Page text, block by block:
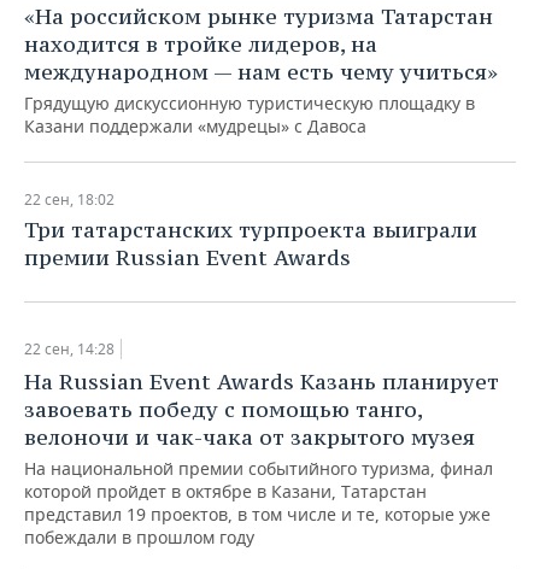
ФИГУРНОЕ КАТАНИЕ
ВОДНЫЕ ВИДЫ СПОРТА
МЕДИЦИНА
ОБРАЗОВАНИЕ
«На российском рынке туризма Татарстан
находится в тройке лидеров, на
международном — нам есть чему учиться»
Грядущую дискуссионную туристическую площадку в
Казани поддержали «мудрецы» с Давоса
22 сен, 18:02
Три татарстанских турпроекта выиграли
премии Russian Event Awards
22 сен, 14:28
На Russian Event Awards Казань планирует
завоевать победу с помощью танго,
велоночи и чак-чака от закрытого музея
На национальной премии событийного туризма, финал
которой пройдет в октябре в Казани, Татарстан
представил 19 проектов, в том числе и те, которые уже
побеждали в прошлом году